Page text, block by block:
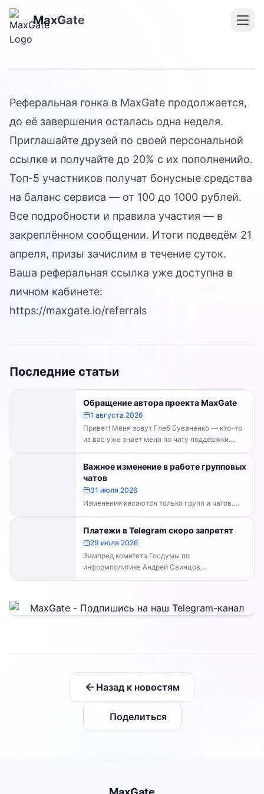
MaxGate
Реферальная гонка в
MaxGate
Реферальная гонка в MaxGate продолжается,
до её завершения осталась одна неделя.
Приглашайте друзей по своей персональной
ссылке и получайте до 20% с их пополненийо.
Топ-5 участников получат бонусные средства
на баланс сервиса — от 100 до 1000 рублей.
Все подробности и правила участия — в
закреплённом сообщении. Итоги подведём 21
апреля, призы зачислим в течение суток.
Ваша реферальная ссылка уже доступна в
личном кабинете:
https://maxgate.io/referrals
Последние статьи
Обращение автора проекта MaxGate
1 августа 2026
Привет! Меня зовут Глеб Буваненко — кто-то
из вас уже знает меня по чату поддержки....
Важное изменение в работе групповых
чатов
31 июля 2026
Изменения касаются только групп и чатов.
Каналы работают в прежнем режиме —
владельцам каналов делать...
Платежи в Telegram скоро запретят
29 июля 2026
Зампред комитета Госдумы по
информполитике Андрей Свинцов
рекомендовал россиянам временно
Назад к новостям
Поделиться